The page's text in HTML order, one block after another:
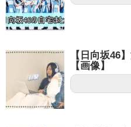
【日向坂46
【画像】